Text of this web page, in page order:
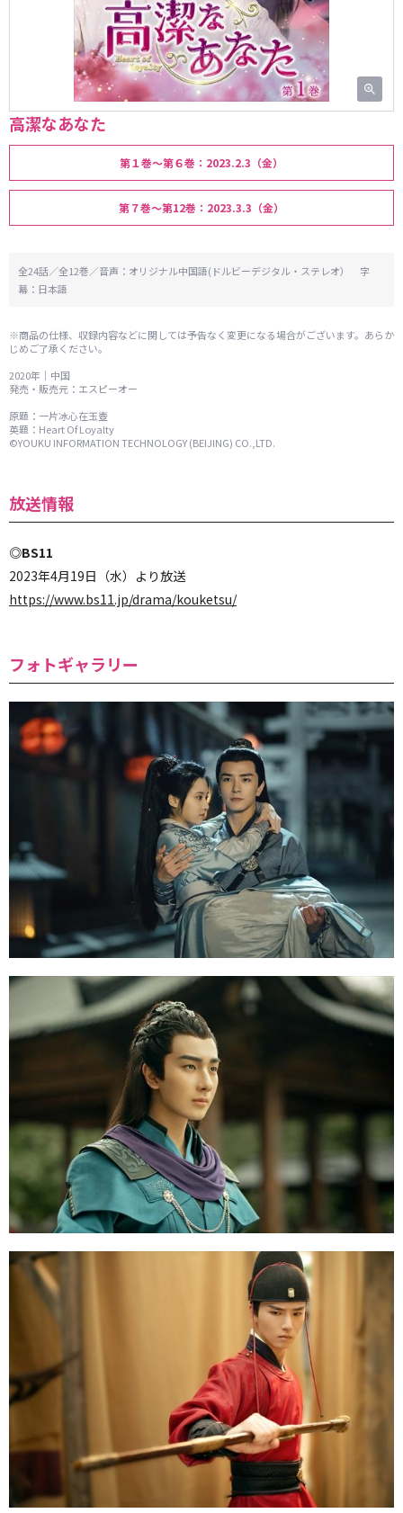
高潔なあなた
第１巻～第６巻：2023.2.3（金）
第７巻～第12巻：2023.3.3（金）
全24話／全12巻／音声：オリジナル中国語(ドルビーデジタル・ステレオ） 字
幕：日本語
※商品の仕様、収録内容などに関しては予告なく変更になる場合がございます。あらか
じめご了承ください。
2020年｜中国
発売・販売元：エスピーオー
原題：一片冰心在玉壺
英題：Heart Of Loyalty
©YOUKU INFORMATION TECHNOLOGY (BEIJING) CO.,LTD.
放送情報
◎BS11
2023年4月19日（水）より放送
https://www.bs11.jp/drama/kouketsu/
フォトギャラリー